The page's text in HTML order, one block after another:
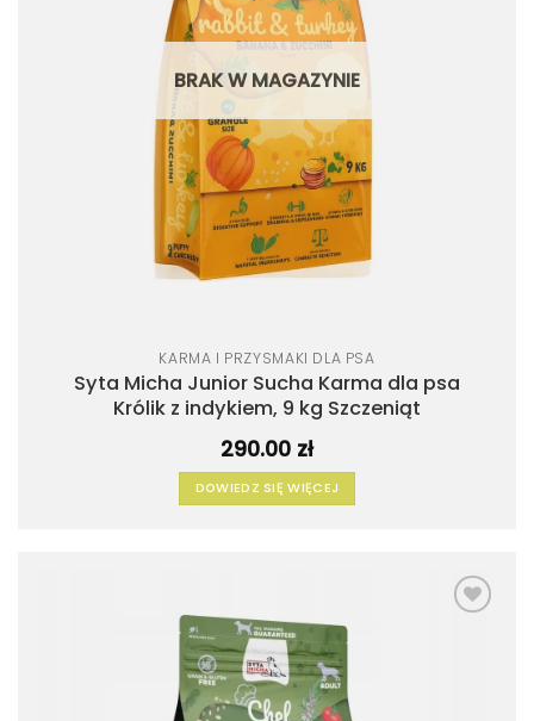
BRAK W MAGAZYNIE
KARMA I PRZYSMAKI DLA PSA
Syta Micha Junior Sucha Karma dla psa
Królik z indykiem, 9 kg Szczeniąt
290.00 zł
DOWIEDZ SIĘ WIĘCEJ